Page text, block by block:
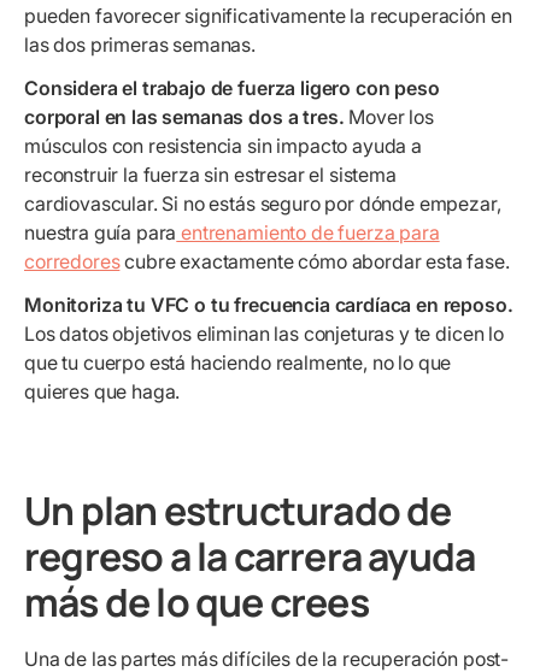
pueden favorecer significativamente la recuperación en
las dos primeras semanas.
Considera el trabajo de fuerza ligero con peso
corporal en las semanas dos a tres. Mover los
músculos con resistencia sin impacto ayuda a
reconstruir la fuerza sin estresar el sistema
cardiovascular. Si no estás seguro por dónde empezar,
nuestra guía para entrenamiento de fuerza para
corredorescubre exactamente cómo abordar esta fase.
Monitoriza tu VFC o tu frecuencia cardíaca en reposo.
Los datos objetivos eliminan las conjeturas y te dicen lo
que tu cuerpo está haciendo realmente, no lo que
quieres que haga.
Un plan estructurado de
regreso a la carrera ayuda
más de lo que crees
Una de las partes más difíciles de la recuperación post-